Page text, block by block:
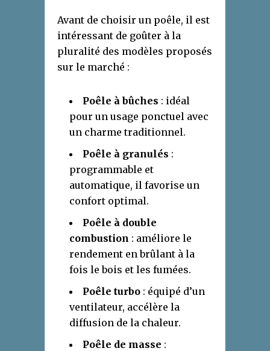
Avant de choisir un poêle, il est
intéressant de goûter à la
pluralité des modèles proposés
sur le marché :
Poêle à bûches : idéal
pour un usage ponctuel avec
un charme traditionnel.
Poêle à granulés :
programmable et
automatique, il favorise un
confort optimal.
Poêle à double
combustion : améliore le
rendement en brûlant à la
fois le bois et les fumées.
Poêle turbo : équipé d’un
ventilateur, accélère la
diffusion de la chaleur.
Poêle de masse :